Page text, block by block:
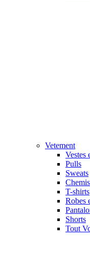
Vetement
Vestes
Pulls
Sweats
T-shirts
Robes
Shorts
Tout